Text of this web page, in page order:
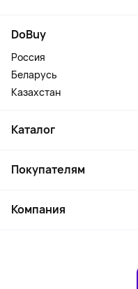
DoBuy
Россия
Беларусь
Казахстан
Каталог
Ноутбуки, мониторы, VR
Косметика и уход
Покупателям
Как заказать
Компания